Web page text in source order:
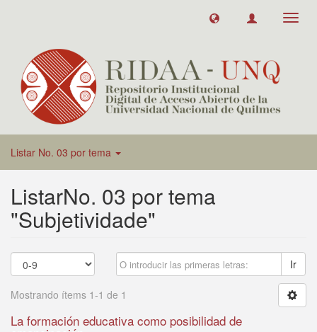
Listar No. 03 por tema
ListarNo. 03 por tema
"Subjetividade"
Ir
Mostrando ítems 1-1 de 1
La formación educativa como posibilidad de